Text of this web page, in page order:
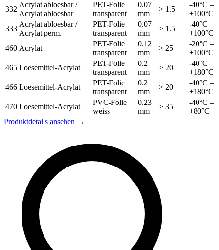
332
Acrylat abloesbar /
Acrylat abloesbar
PET-Folie
transparent
0.07
mm
> 1.5
-40°C –
+100°C
333
Acrylat abloesbar /
Acrylat perm.
PET-Folie
transparent
0.07
mm
> 1.5
-40°C –
+100°C
460 Acrylat
PET-Folie
transparent
0.12
mm
> 25
-20°C –
+100°C
465 Loesemittel-Acrylat
PET-Folie
transparent
0.2
mm
> 20
-40°C –
+180°C
466 Loesemittel-Acrylat
PET-Folie
transparent
0.2
mm
> 20
-40°C –
+180°C
470 Loesemittel-Acrylat
PVC-Folie
weiss
0.23
mm
> 35
-40°C –
+80°C
Produktdetails ansehen →